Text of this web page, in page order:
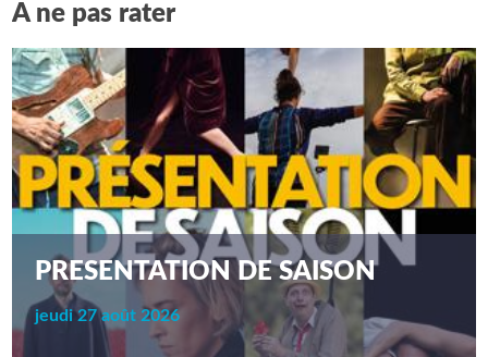
A ne pas rater
PRESENTATION DE SAISON
jeudi 27 août 2026